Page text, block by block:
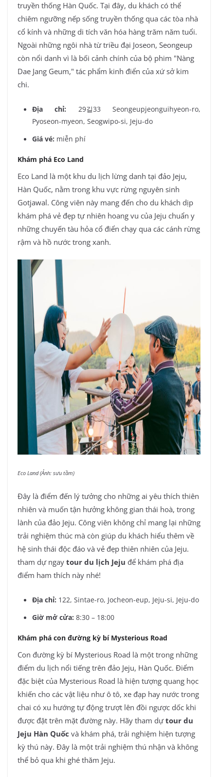
truyền thống Hàn Quốc. Tại đây, du khách có thể
chiêm ngưỡng nếp sống truyền thống qua các tòa nhà
cổ kính và những di tích văn hóa hàng trăm năm tuổi.
Ngoài những ngôi nhà từ triều đại Joseon, Seongeup
còn nổi danh vì là bối cảnh chính của bộ phim "Nàng
Dae Jang Geum," tác phẩm kinh điển của xứ sở kim
chi.
Địa chỉ:
29길33 Seongeupjeonguihyeon-ro,
Pyoseon-myeon, Seogwipo-si, Jeju-do
Giá vé: miễn phí
Khám phá Eco Land
Eco Land là một khu du lịch lừng danh tại đảo Jeju,
Hàn Quốc, nằm trong khu vực rừng nguyên sinh
Gotjawal. Công viên này mang đến cho du khách dịp
khám phá vẻ đẹp tự nhiên hoang vu của Jeju chuẩn y
những chuyến tàu hỏa cổ điển chạy qua các cánh rừng
rậm và hồ nước trong xanh.
Eco Land (Ảnh: sưu tầm)
Đây là điểm đến lý tưởng cho những ai yêu thích thiên
nhiên và muốn tận hưởng không gian thái hoà, trong
lành của đảo Jeju. Công viên không chỉ mang lại những
trải nghiệm thúc mà còn giúp du khách hiểu thêm về
hệ sinh thái độc đáo và vẻ đẹp thiên nhiên của Jeju.
tham dự ngay tour du lịch Jeju để khám phá địa
điểm ham thích này nhé!
Địa chỉ: 122, Sintae-ro, Jocheon-eup, Jeju-si, Jeju-do
Giờ mở cửa: 8:30 – 18:00
Khám phá con đường kỳ bí Mysterious Road
Con đường kỳ bí Mysterious Road là một trong những
điểm du lịch nổi tiếng trên đảo Jeju, Hàn Quốc. Điểm
đặc biệt của Mysterious Road là hiện tượng quang học
khiến cho các vật liệu như ô tô, xe đạp hay nước trong
chai có xu hướng tự động trượt lên đồi ngược dốc khi
được đặt trên mặt đường này. Hãy tham dự tour du
Jeju Hàn Quốc và khám phá, trải nghiệm hiện tượng
kỳ thú này. Đây là một trải nghiệm thú nhận và không
thể bỏ qua khi ghé thăm Jeju.